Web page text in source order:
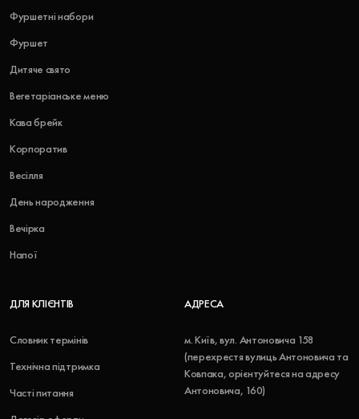
Фуршетні набори
Фуршет
Дитяче свято
Вегетаріанське меню
Кава брейк
Корпоратив
Весілля
День народження
Вечірка
Напої
ДЛЯ КЛІЄНТІВ
Словник термінів
Технічна підтримка
Часті питання
АДРЕСА
м. Київ, вул. Антоновича 158
(перехрестя вулиць Антоновича та
Ковпака, орієнтуйтеся на адресу
Антоновича, 160)